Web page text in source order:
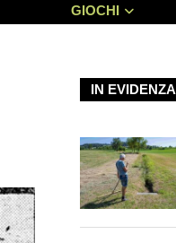
GIOCHI
IN EVIDENZA